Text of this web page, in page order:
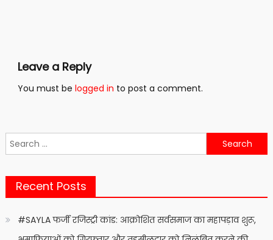
Leave a Reply
You must be logged in to post a comment.
Search
for:
Recent Posts
#SAYLA फर्जी रजिस्ट्री कांड: आक्रोशित सर्वसमाज का महापड़ाव शुरू,